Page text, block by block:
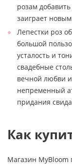
розам
заиграет
Лепестки роз
большой
усталость и
свадебные
вечной любви
непременный
придания
Как
Магазин MyBloom